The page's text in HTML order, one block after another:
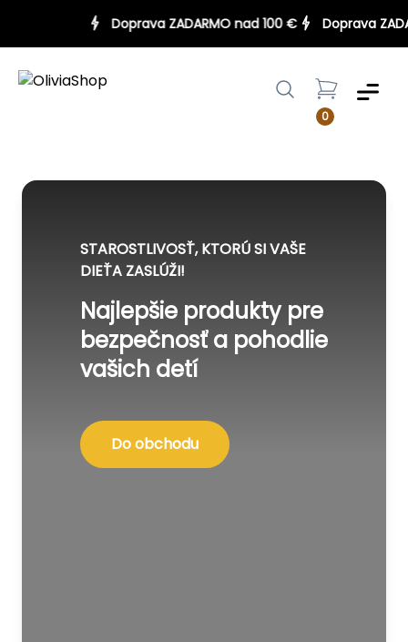
Doprava ZADARMO nad 100 € Doprava
0
Menu
STAROSTLIVOSŤ, KTORÚ SI VAŠE
DIEŤA ZASLÚŽI!
Najlepšie produkty pre
bezpečnosť a pohodlie
vašich detí
Do obchodu